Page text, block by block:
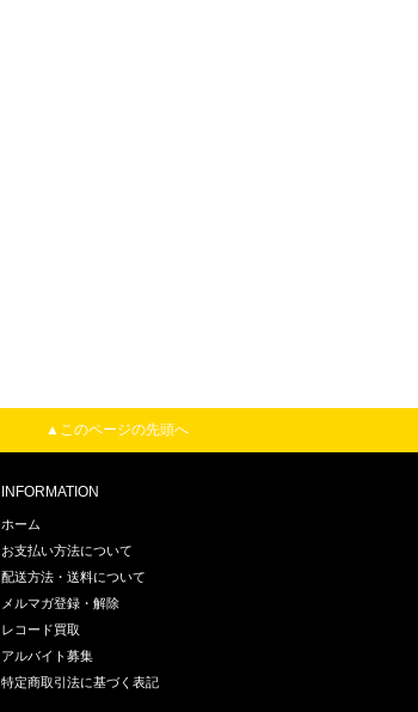
▲このページの先頭へ
INFORMATION
ホーム
お支払い方法について
配送方法・送料について
メルマガ登録・解除
レコード買取
アルバイト募集
特定商取引法に基づく表記